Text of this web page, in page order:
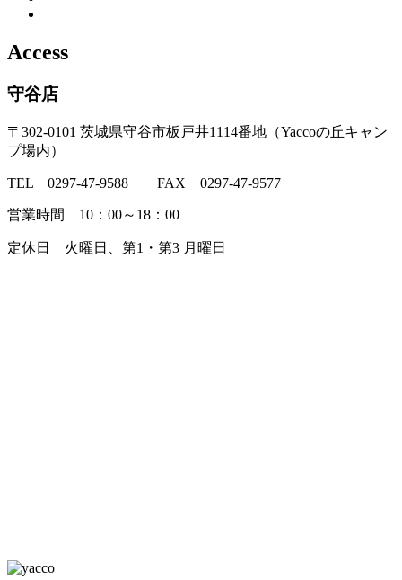
Access
守谷店
〒302-0101 茨城県守谷市板戸井1114番地（Yaccoの丘キャン
プ場内）
TEL 0297-47-9588 FAX 0297-47-9577
営業時間 10：00～18：00
定休日 火曜日、第1・第3 月曜日